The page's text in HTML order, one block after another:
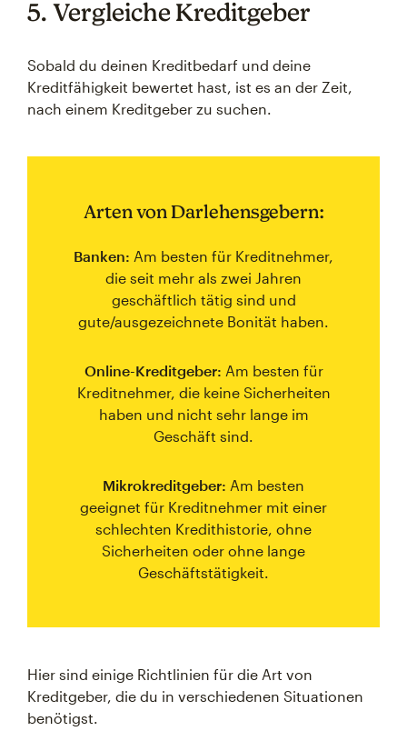
5. Vergleiche Kreditgeber
Sobald du deinen Kreditbedarf und deine
Kreditfähigkeit bewertet hast, ist es an der Zeit,
nach einem Kreditgeber zu suchen.
Arten von Darlehensgebern:
Banken: Am besten für Kreditnehmer,
die seit mehr als zwei Jahren
geschäftlich tätig sind und
gute/ausgezeichnete Bonität haben.
Online-Kreditgeber: Am besten für
Kreditnehmer, die keine Sicherheiten
haben und nicht sehr lange im
Geschäft sind.
Mikrokreditgeber: Am besten
geeignet für Kreditnehmer mit einer
schlechten Kredithistorie, ohne
Sicherheiten oder ohne lange
Geschäftstätigkeit.
Hier sind einige Richtlinien für die Art von
Kreditgeber, die du in verschiedenen Situationen
benötigst.